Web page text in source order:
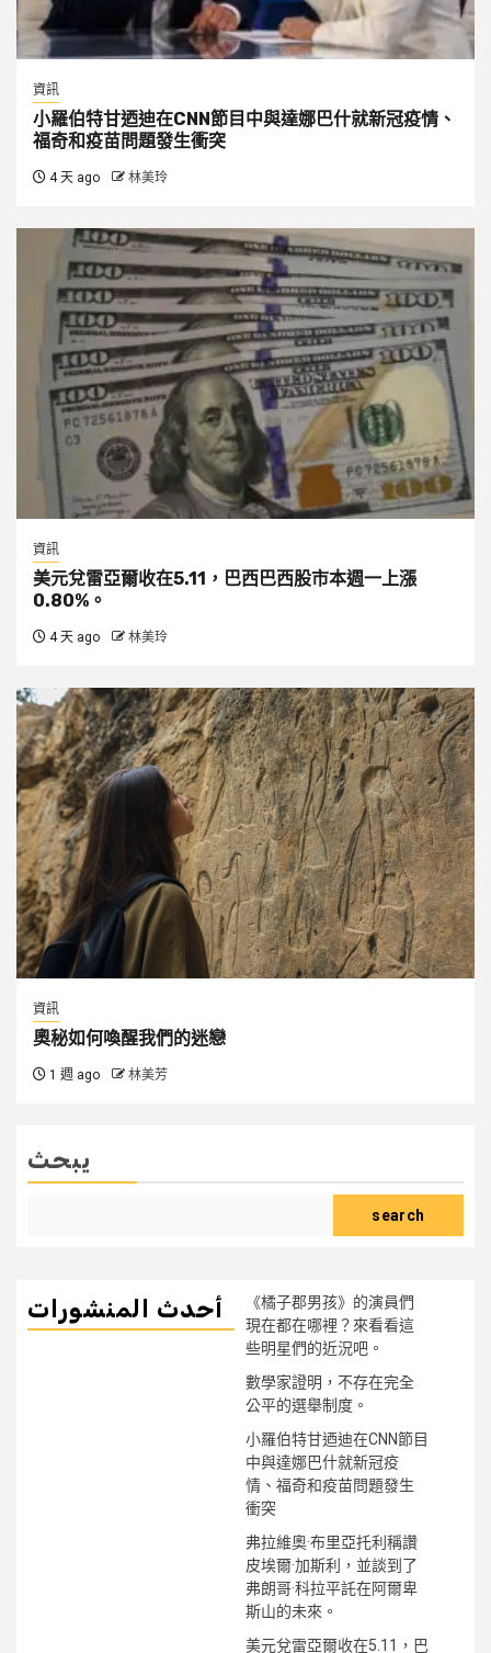
資訊
小羅伯特甘迺迪在CNN節目中與達娜巴什就新冠疫情、
福奇和疫苗問題發生衝突
4 天 ago 林美玲
資訊
美元兌雷亞爾收在5.11，巴西巴西股市本週一上漲
0.80%。
4 天 ago 林美玲
資訊
奧秘如何喚醒我們的迷戀
1 週 ago 林美芳
يبحث
search
أحدث المنشورات
《橘子郡男孩》的演員們
現在都在哪裡？來看看這
些明星們的近況吧。
數學家證明，不存在完全
公平的選舉制度。
小羅伯特甘迺迪在CNN節目
中與達娜巴什就新冠疫
情、福奇和疫苗問題發生
衝突
弗拉維奧·布里亞托利稱讚
皮埃爾·加斯利，並談到了
弗朗哥·科拉平託在阿爾卑
斯山的未來。
美元兌雷亞爾收在5.11，巴